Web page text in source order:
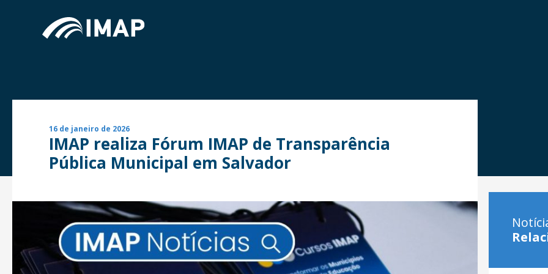
16 de janeiro de 2026
IMAP realiza Fórum IMAP de Transparência
Pública Municipal em Salvador